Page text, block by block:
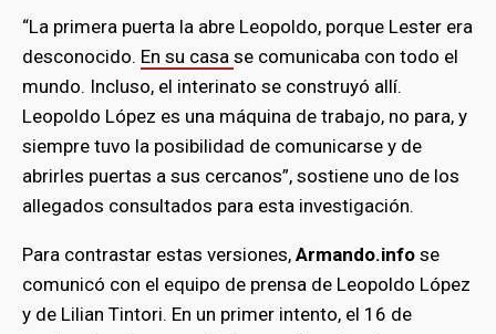
“La primera puerta la abre Leopoldo, porque Lester era
desconocido. En su casa se comunicaba con todo el
mundo. Incluso, el interinato se construyó allí.
Leopoldo López es una máquina de trabajo, no para, y
siempre tuvo la posibilidad de comunicarse y de
abrirles puertas a sus cercanos”, sostiene uno de los
allegados consultados para esta investigación.
Para contrastar estas versiones, Armando.info se
comunicó con el equipo de prensa de Leopoldo López
y de Lilian Tintori. En un primer intento, el 16 de